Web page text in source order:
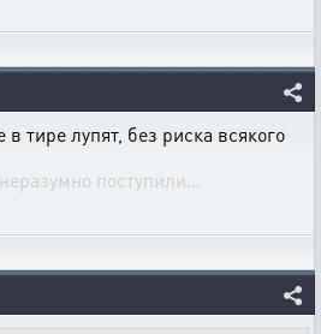
тире лупят, без риска всякого
поступили...